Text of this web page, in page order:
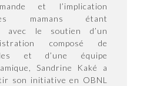
et l’implication
mamans étant
avec le soutien d’un
composé de
et d’une équipe
Sandrine Kaké a
son initiative en OBNL